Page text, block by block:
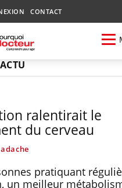
CONTACT
ralentirait le
du cerveau
pratiquant
un meilleur